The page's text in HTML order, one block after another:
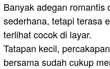
Banyak adegan romantis
sederhana, tetapi terasa
terlihat cocok di layar.
Tatapan kecil,
bersama sudah cukup